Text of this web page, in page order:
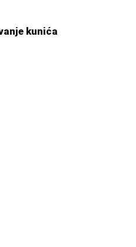
kunića